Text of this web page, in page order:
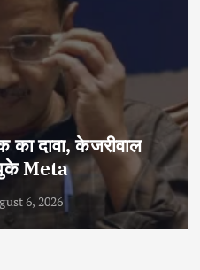
का दावा, केजरीवाल
Meta
6, 2026